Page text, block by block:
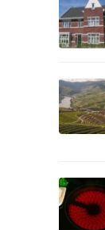
now!